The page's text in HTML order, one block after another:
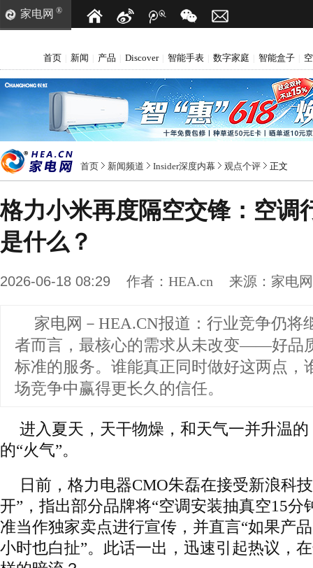
家电网 ®
首页 新闻 产品 Discover 智能手表 数字家庭 智能盒子
首页 新闻频道 Insider深度内幕 观点个评 正文
格力小米再度隔空交锋：空调
是什么？
2026-06-18 08:29 作者： HEA.cn 来源： 家电网
家电网－HEA.CN报道： 行业竞争仍将
者而言，最核心的需求从未改变——好品
标准的服务。谁能真正同时做好这两点，
场竞争中赢得更长久的信任。
进入夏天，天干物燥，和天气一并升温
的“火气”。
日前，格力电器CMO朱磊在接受新浪科
开”，指出部分品牌将“空调安装抽真空15分
准当作独家卖点进行宣传，并直言“如果产
小时也白扯”。此话一出，迅速引起热议，